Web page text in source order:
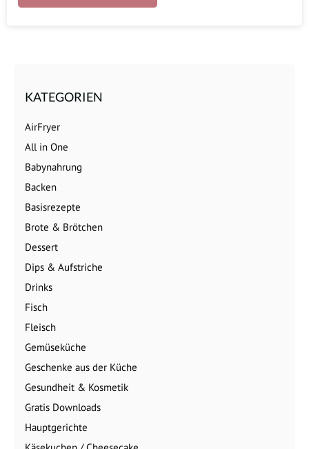
KATEGORIEN
AirFryer
All in One
Babynahrung
Backen
Basisrezepte
Brote & Brötchen
Dessert
Dips & Aufstriche
Drinks
Fisch
Fleisch
Gemüseküche
Geschenke aus der Küche
Gesundheit & Kosmetik
Gratis Downloads
Hauptgerichte